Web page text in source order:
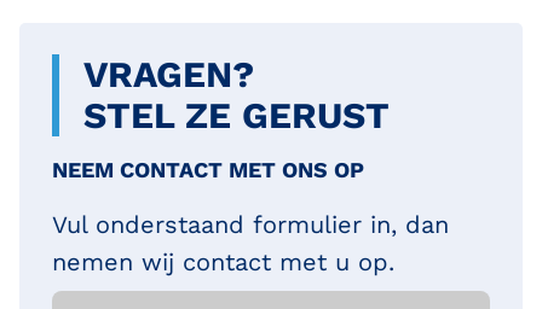
VRAGEN?
STEL ZE GERUST
NEEM CONTACT MET ONS OP
Vul onderstaand formulier in, dan
nemen wij contact met u op.